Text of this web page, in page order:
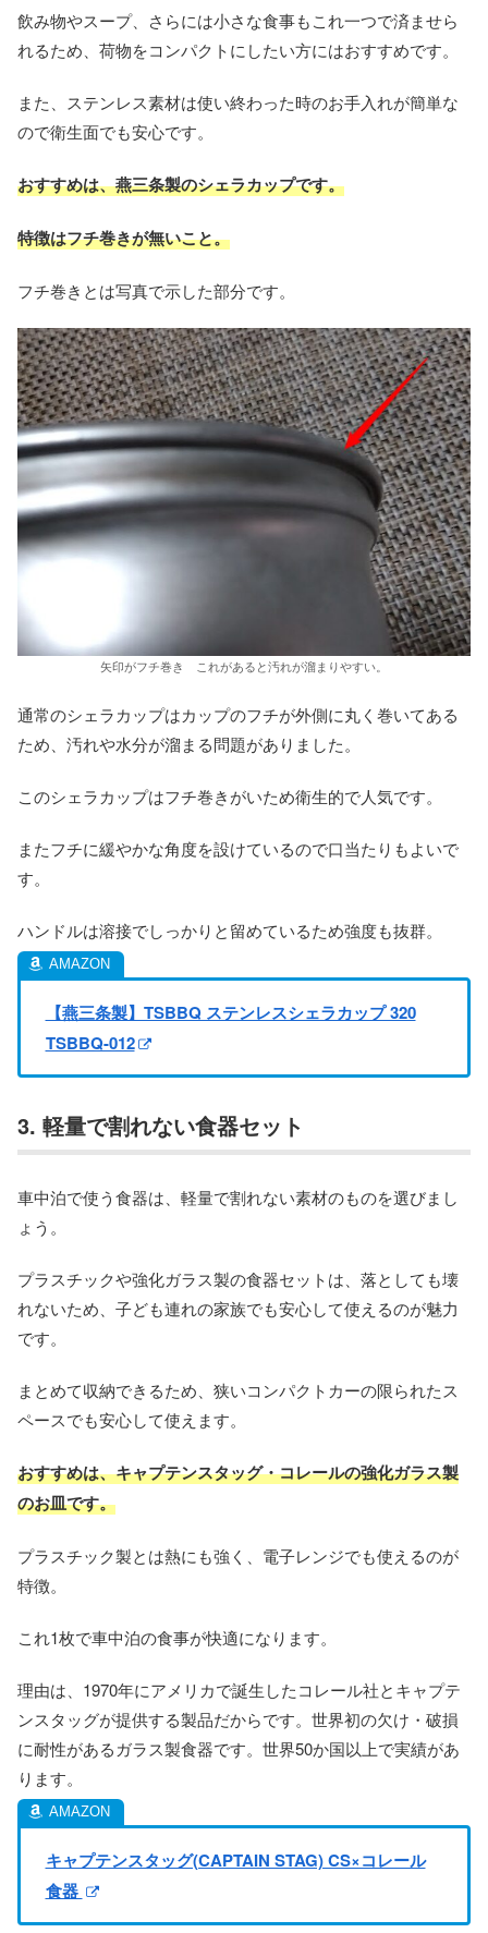
飲み物やスープ、さらには小さな食事もこれ一つで済ませら
れるため、荷物をコンパクトにしたい方にはおすすめです。
また、ステンレス素材は使い終わった時のお手入れが簡単な
ので衛生面でも安心です。
おすすめは、燕三条製のシェラカップです。
特徴はフチ巻きが無いこと。
フチ巻きとは写真で示した部分です。
矢印がフチ巻き これがあると汚れが溜まりやすい。
通常のシェラカップはカップのフチが外側に丸く巻いてある
ため、汚れや水分が溜まる問題がありました。
このシェラカップはフチ巻きがいため衛生的で人気です。
またフチに緩やかな角度を設けているので口当たりもよいで
す。
ハンドルは溶接でしっかりと留めているため強度も抜群。
【燕三条製】TSBBQ ステンレスシェラカップ 320
TSBBQ-012
3. 軽量で割れない食器セット
車中泊で使う食器は、軽量で割れない素材のものを選びまし
ょう。
プラスチックや強化ガラス製の食器セットは、落としても壊
れないため、子ども連れの家族でも安心して使えるのが魅力
です。
まとめて収納できるため、狭いコンパクトカーの限られたス
ペースでも安心して使えます。
おすすめは、キャプテンスタッグ・コレールの強化ガラス製
のお皿です。
プラスチック製とは熱にも強く、電子レンジでも使えるのが
特徴。
これ1枚で車中泊の食事が快適になります。
理由は、1970年にアメリカで誕生したコレール社とキャプテ
ンスタッグが提供する製品だからです。世界初の欠け・破損
に耐性があるガラス製食器です。世界50か国以上で実績があ
ります。
キャプテンスタッグ(CAPTAIN STAG) CS×コレール
食器